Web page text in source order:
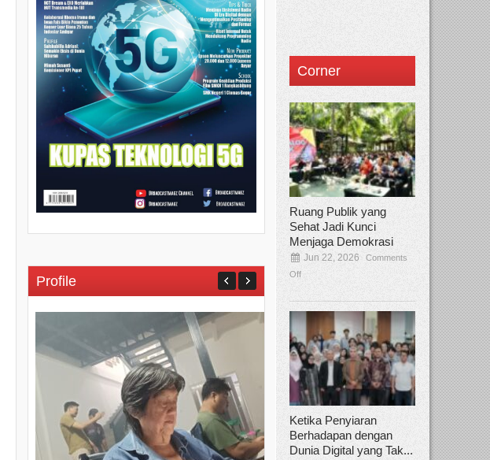
Profile
Corner
Ruang Publik yang
Sehat Jadi Kunci
Menjaga Demokrasi
Jun 22, 2026
Comments
Off
Ketika Penyiaran
Berhadapan dengan
Dunia Digital yang Tak...